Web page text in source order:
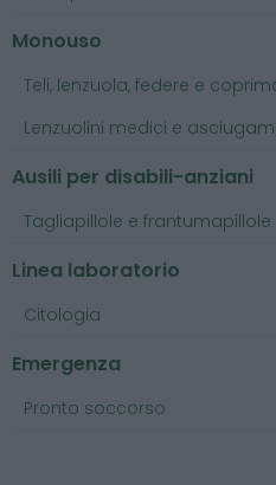
Monouso
Teli, lenzuola, federe e
Lenzuolini medici e
Ausili per disabili-anziani
Tagliapillole e frantumapillole
Linea laboratorio
Citologia
Emergenza
Pronto soccorso